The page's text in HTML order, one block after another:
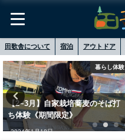
田歌舎について 宿泊 アウトドア
暮らし体験
【2~3月】自家栽培蕎⻨のそば打
ち体験《期間限定》
2024年1月18日